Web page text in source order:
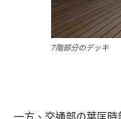
7階部分のデッキ